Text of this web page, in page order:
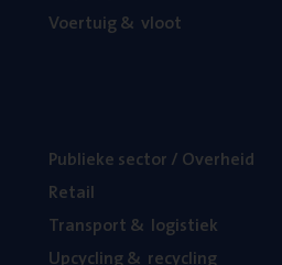
Voer­tuig& vloot
Publie­ke sec­tor / Overheid
Retail
Trans­port& logistiek
Upcy­cling& recycling